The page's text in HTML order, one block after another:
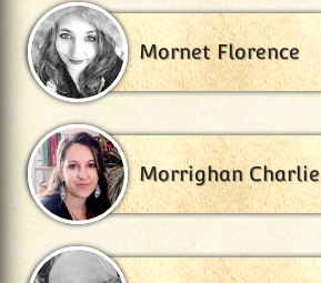
Mornet Florence
Morrighan Charlie